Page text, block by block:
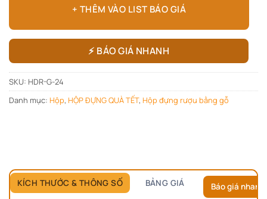
+ THÊM VÀO LIST BÁO GIÁ
⚡ BÁO GIÁ NHANH
SKU: HDR-G-24
Danh mục: Hộp, HỘP ĐỰNG QUÀ TẾT, Hộp đựng rượu bằng gỗ
KÍCH THƯỚC & THÔNG SỐ BẢNG GIÁ Báo giá